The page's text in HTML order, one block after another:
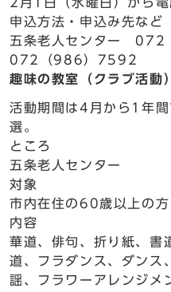
申込方法・申込み先な
五条老人センター 072
072（986）7592
趣味の教室（クラブ活動）
活動期間は4月から1年
選。
ところ
五条老人センター
対象
市内在住の60歳以上の方
内容
華道、俳句、折り紙、書
道、フラダンス、ダンス
謡、フラワーアレンジメ